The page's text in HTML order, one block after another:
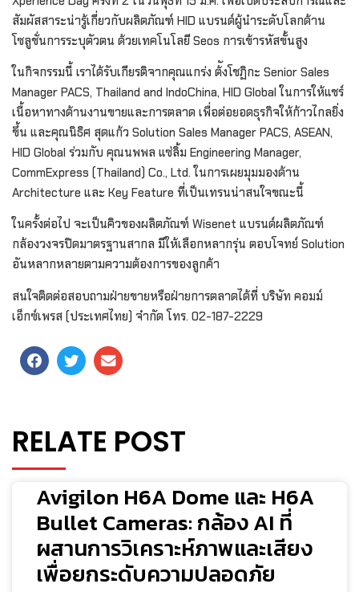
สัมผัสสาระน่ารู้เกี่ยวกับผลิตภัณฑ์ HID แบรนด์ผู้นำระดับโลกด้าน
โซลูชั่นการระบุตัวตน ด้วยเทคโนโลยี Seos การเข้ารหัสขั้นสูง
ในกิจกรรมนี้ เราได้รับเกียรติจากคุณแกร่ง ต้ังโชฏิกะ Senior Sales
Manager PACS, Thailand and IndoChina, HID Global ในการให้แชร์
เนื้อหาทางด้านงานขายและการตลาด เพื่อต่อยอดธุรกิจให้ก้าวไกลยิ่ง
ขึ้น และคุณนิธิศ สุดแก้ว Solution Sales Manager PACS, ASEAN,
HID Global ร่วมกับ คุณนพพล แซ่ลิ้ม Engineering Manager,
CommExpress (Thailand) Co., Ltd. ในการเผยมุมมองด้าน
Architecture และ Key Feature ที่เป็นเทรนน่าสนใจขณะนี้
ในครั้งต่อไป จะเป็นคิวของผลิตภัณฑ์ Wisenet แบรนด์ผลิตภัณฑ์
กล้องวงจรปิดมาตรฐานสากล มีให้เลือกหลากรุ่น ตอบโจทย์ Solution
อันหลากหลายตามความต้องการของลูกค้า
สนใจติดต่อสอบถามฝ่ายขายหรือฝ่ายการตลาดได้ที่ บริษัท คอมม์
เอ็กซ์เพรส (ประเทศไทย) จำกัด โทร. 02-187-2229
RELATE POST
Avigilon H6A Dome และ H6A
Bullet Cameras: กล้อง AI ที่
ผสานการวิเคราะห์ภาพและเสียง
เพื่อยกระดับความปลอดภัย